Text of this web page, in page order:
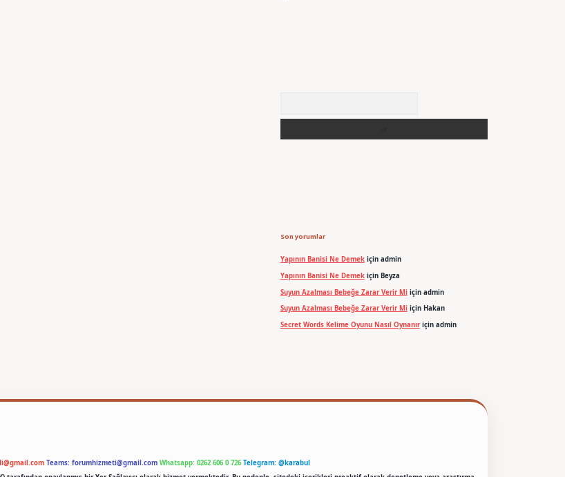
Son yorumlar
Yapının Banisi Ne Demekiçin admin
Yapının Banisi Ne Demekiçin Beyza
Suyun Azalması Bebeğe Zarar Verir Miiçin admin
Suyun Azalması Bebeğe Zarar Verir Miiçin Hakan
Secret Words Kelime Oyunu Nasıl Oynanıriçin admin
Teams: forumhizmeti@gmail.com Whatsapp: 0262 606 0 726 Telegram: @karabul